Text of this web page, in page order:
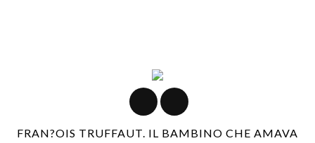
FRAN?OIS TRUFFAUT. IL BAMBINO CHE AMAVA